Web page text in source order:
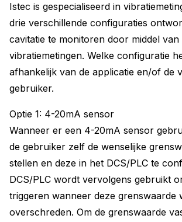
Istec is gespecialiseerd in
drie verschillende configuraties
cavitatie te monitoren door middel van
vibratiemetingen. Welke configuratie
afhankelijk van de applicatie en/of de
gebruiker.
Optie 1: 4-20mA sensor
Wanneer er een 4-20mA sensor
de gebruiker zelf de wenselijke
stellen en deze in het DCS/PLC te
DCS/PLC wordt vervolgens gebruikt
triggeren wanneer deze grenswaarde
overschreden. Om de grenswaarde